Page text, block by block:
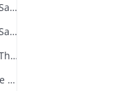
82AL2 Fonds du Conseil de prud'hommes industriel de Saint-Louis/Huningue (1919-1940)
83AL2 Fonds du Conseil de prud'hommes industriel de Sainte-Marie-aux-Mines (1919-1940)
84AL2 Fonds du Conseil de prud'hommes industriel de Thann (1919-1940)
85AL2 Fonds du Conseil de prud'hommes commercial de Colmar (1919-1940)